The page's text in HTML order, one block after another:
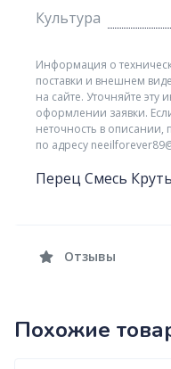
Культура
Информация о
поставки и внешнем
на сайте. Уточняйте
оформлении заявки.
неточность в
по адресу
Перец Смесь
Отзывы
Похожие